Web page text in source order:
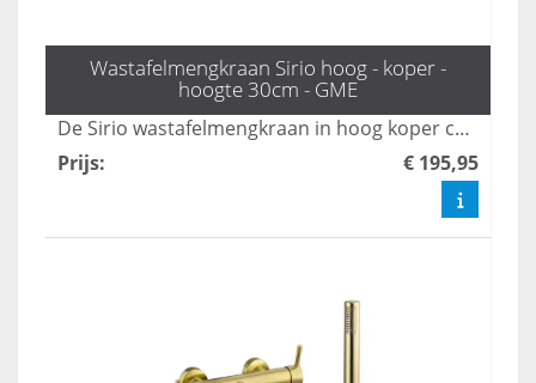
Wastafelmengkraan Sirio hoog - koper -
hoogte 30cm - GME
De Sirio wastafelmengkraan in hoog koper combineert stijl en functionaliteit, waardoor het een perfecte aanvulling is voor moderne badkamers. Met zijn elegante design en duurzame afwerking biedt deze mengkraan niet alleen een luxe uitstraling, maar ook een soepele bediening voor optimaal comfort. Ideaal voor wie op zoek is naar kwaliteit en esthetiek in één.
Prijs: € 195,95